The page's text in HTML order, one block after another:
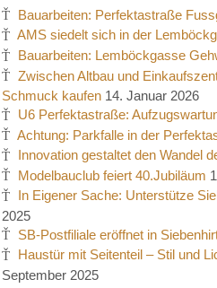
Bauarbeiten: Perfektastraße
AMS siedelt sich in der
Bauarbeiten: Lemböckgasse
Zwischen Altbau und
Schmuck kaufen 14. Januar 2026
U6 Perfektastraße:
Achtung: Parkfalle in der
Innovation gestaltet den Wandel
Modelbauclub feiert 40.Jubiläum
In Eigener Sache: Unterstütze
2025
SB-Postfiliale eröffnet in
Haustür mit Seitenteil – Stil und
September 2025